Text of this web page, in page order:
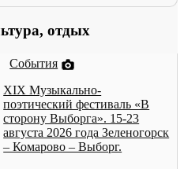
отдых
События
XIX Музыкально-
поэтический фестиваль «В
сторону Выборга». 15-23
августа 2026 года Зеленогорск
– Комарово – Выборг.